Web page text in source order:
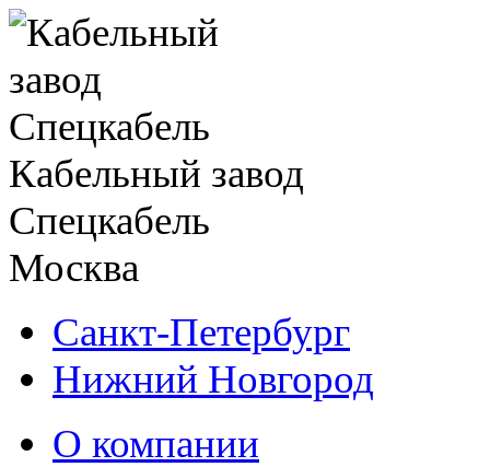
Кабельный завод
Спецкабель
Москва
Санкт-Петербург
Нижний Новгород
О компании